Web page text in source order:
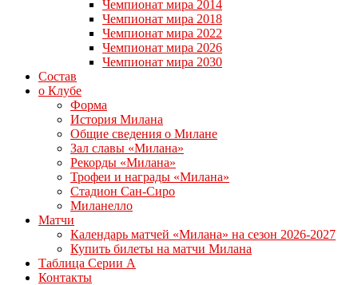
Чемпионат мира 2014
Чемпионат мира 2018
Чемпионат мира 2022
Чемпионат мира 2026
Чемпионат мира 2030
Состав
о Клубе
Форма
История Милана
Общие сведения о Милане
Зал славы «Милана»
Рекорды «Милана»
Трофеи и награды «Милана»
Стадион Сан-Сиро
Миланелло
Матчи
Календарь матчей «Милана» на сезон 2026-2027
Купить билеты на матчи Милана
Таблица Серии А
Контакты